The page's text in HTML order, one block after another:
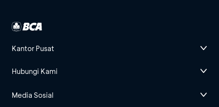
Kantor Pusat
Hubungi Kami
Media Sosial